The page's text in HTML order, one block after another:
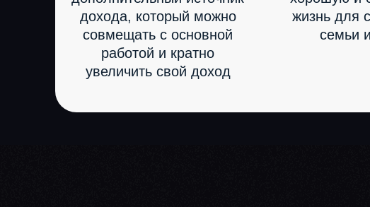
дохода, который можно
совмещать с основной
работой и кратно
увеличить свой доход
жизнь для
семьи